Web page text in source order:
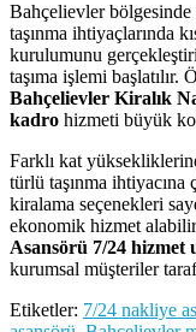
Bahçelievler
taşınma ihtiyaçlarında
kurulumunu
taşıma işlemi
Bahçelievler Kiralık
kadro hizmeti büyük
Farklı kat
türlü taşınma
kiralama seçenekleri
ekonomik hizmet
Asansörü 7/24 hizmet
kurumsal müşteriler
Etiketler: 7/24 nakliye